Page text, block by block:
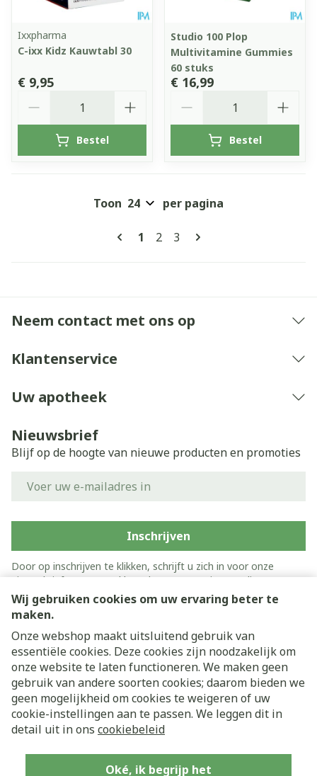
Wij gebruiken cookies om uw ervaring beter te
maken.
Onze webshop maakt uitsluitend gebruik van
essentiële cookies. Deze cookies zijn noodzakelijk om
onze website te laten functioneren. We maken geen
gebruik van andere soorten cookies; daarom bieden we
geen mogelijkheid om cookies te weigeren of uw
cookie-instellingen aan te passen. We leggen dit in
detail uit in ons cookiebeleid
Oké, ik begrijp het
Ixxpharma
C-ixx Kidz Kauwtabl 30
€ 9,95
Bestel
Studio 100 Plop
Multivitamine Gummies
60 stuks
€ 16,99
Bestel
Pagina's
U lees momenteel pagina
1 Pagina
2 Pagina
3
Toon per pagina
Neem contact met ons op
Klantenservice
Uw apotheek
Nieuwsbrief
Blijf op de hoogte van nieuwe producten en promoties
Inschrijven
Door op inschrijven te klikken, schrijft u zich in voor onze
nieuwsbrief en gaat u akkoord met onzeprivacy policy.
Juridische links